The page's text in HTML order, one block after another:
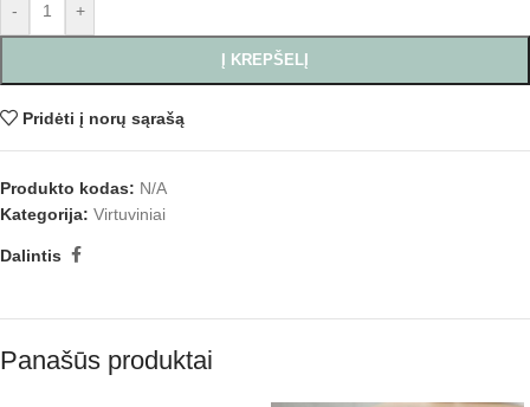
- +
Į KREPŠELĮ
Pridėti į norų sąrašą
Produkto kodas: N/A
Kategorija: Virtuviniai
Dalintis
Panašūs produktai